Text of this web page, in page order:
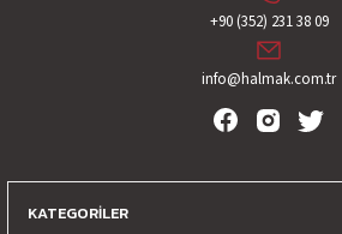
+90 (352) 231 38 09
info@halmak.com.tr
KATEGORİLER